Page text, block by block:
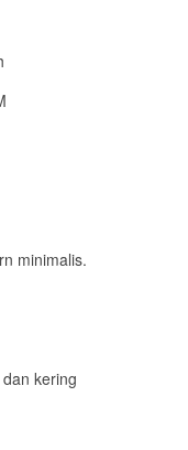
minimalis.
kering